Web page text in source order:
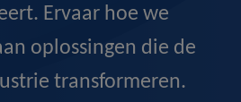
Ervaar hoe we
oplossingen die de
transformeren.